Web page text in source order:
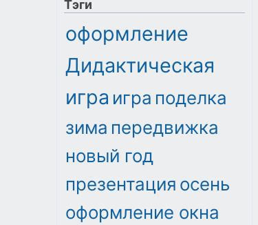
Тэги
оформление
Дидактическая
игра игра поделка
зима передвижка
новый год
презентация осень
оформление окна